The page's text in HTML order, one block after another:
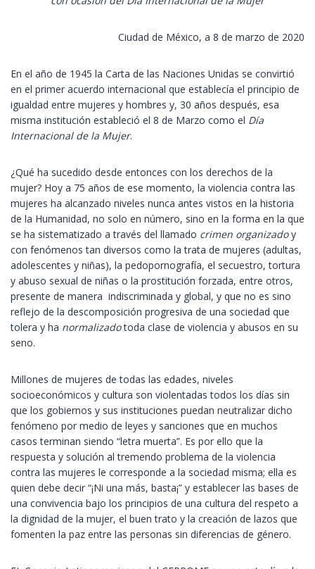
Ciudad de México, a 8 de marzo de 2020
En el año de 1945 la Carta de las Naciones Unidas se convirtió
en el primer acuerdo internacional que establecía el principio de
igualdad entre mujeres y hombres y, 30 años después, esa
misma institución estableció el 8 de Marzo como el Día
Internacional de la Mujer.
¿Qué ha sucedido desde entonces con los derechos de la
mujer? Hoy a 75 años de ese momento, la violencia contra las
mujeres ha alcanzado niveles nunca antes vistos en la historia
de la Humanidad, no solo en número, sino en la forma en la que
se ha sistematizado a través del llamado crimen organizadoy
con fenómenos tan diversos como la trata de mujeres (adultas,
adolescentes y niñas), la pedopornografía, el secuestro, tortura
y abuso sexual de niñas o la prostitución forzada, entre otros,
presente de manera indiscriminada y global, y que no es sino
reflejo de la descomposición progresiva de una sociedad que
tolera y ha normalizadotoda clase de violencia y abusos en su
seno.
Millones de mujeres de todas las edades, niveles
socioeconómicos y cultura son violentadas todos los días sin
que los gobiernos y sus instituciones puedan neutralizar dicho
fenómeno por medio de leyes y sanciones que en muchos
casos terminan siendo “letra muerta”. Es por ello que la
respuesta y solución al tremendo problema de la violencia
contra las mujeres le corresponde a la sociedad misma; ella es
quien debe decir “¡Ni una más, basta¡” y establecer las bases de
una convivencia bajo los principios de una cultura del respeto a
la dignidad de la mujer, el buen trato y la creación de lazos que
fomenten la paz entre las personas sin diferencias de género.